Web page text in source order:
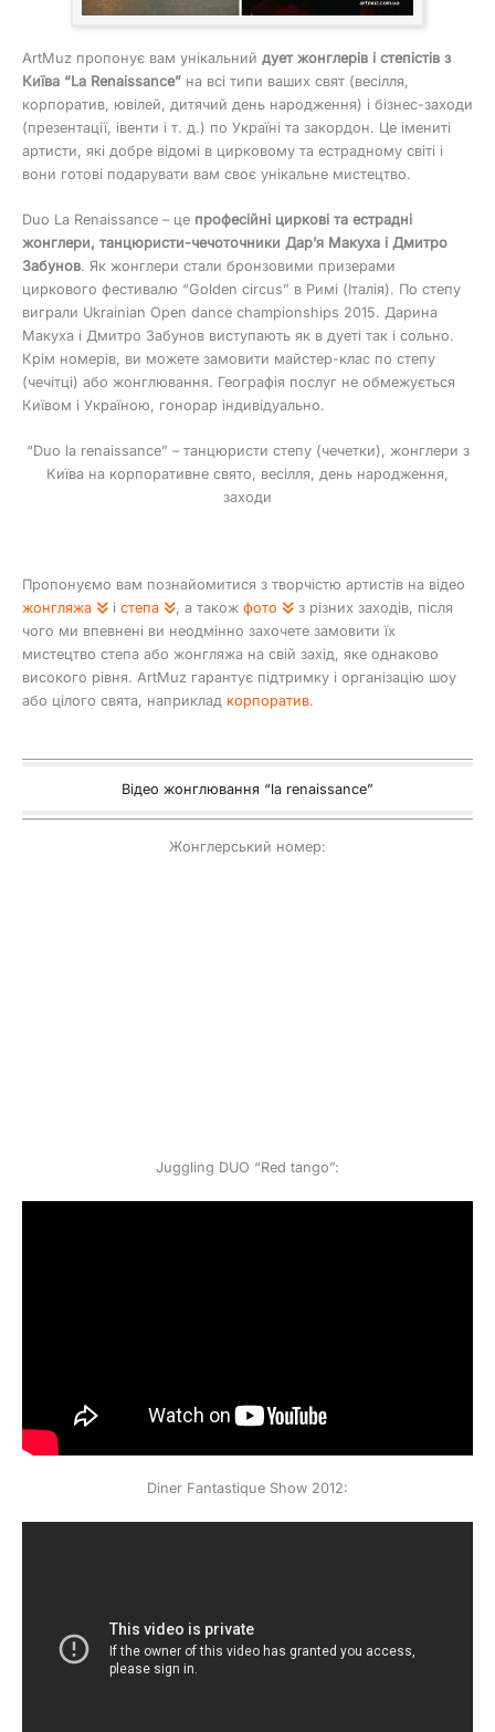
ArtMuz пропонує вам унікальний дует жонглерів і степістів з
Київа “La Renaissance” на всі типи ваших свят (весілля,
корпоратив, ювілей, дитячий день народження) і бізнес-заходи
(презентації, івенти і т. д.) по Україні та закордон. Це імениті
артисти, які добре відомі в цирковому та естрадному світі і
вони готові подарувати вам своє унікальне мистецтво.
Duo La Renaissance – це професійні циркові та естрадні
жонглери, танцюристи-чечоточники Дар’я Макуха і Дмитро
Забунов. Як жонглери стали бронзовими призерами
циркового фестивалю “Golden circus” в Римі (Італія). По степу
виграли Ukrainian Open dance championships 2015. Дарина
Макуха і Дмитро Забунов виступають як в дуеті так і сольно.
Крім номерів, ви можете замовити майстер-клас по степу
(чечітці) або жонглювання. Географія послуг не обмежується
Київом і Україною, гонорар індивідуально.
“Duo la renaissance” – танцюристи степу (чечетки), жонглери з
Київа на корпоративне свято, весілля, день народження,
заходи
Пропонуємо вам познайомитися з творчістю артистів на відео
жонгляжа
і степа , а також фото
з різних заходів, після
чого ми впевнені ви неодмінно захочете замовити їх
мистецтво степа або жонгляжа на свій захід, яке однаково
високого рівня. ArtMuz гарантує підтримку і організацію шоу
або цілого свята, наприклад корпоратив.
Відео жонглювання “la renaissance”
Жонглерський номер:
Juggling DUO “Red tango”:
Diner Fantastique Show 2012: